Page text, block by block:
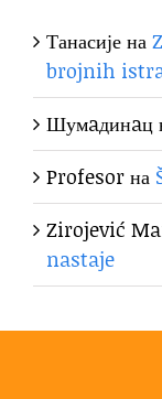
Танасијена
brojnih
Шумaдинaц
Profesorна
Zirojević
nastaje